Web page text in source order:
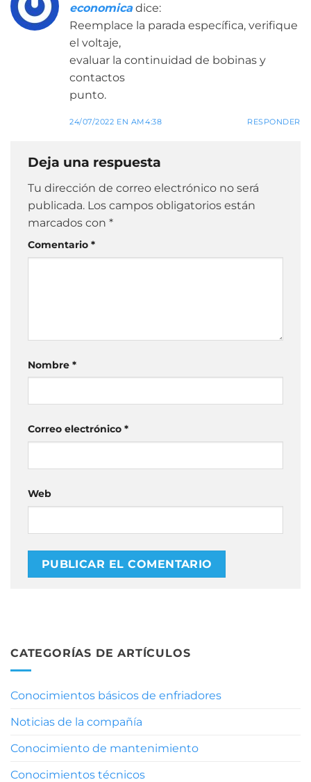
economica dice:
Reemplace la parada específica, verifique
el voltaje,
evaluar la continuidad de bobinas y
contactos
punto.
24/07/2022 EN AM4:38 RESPONDER
Deja una respuesta
Tu dirección de correo electrónico no será
publicada. Los campos obligatorios están
marcados con *
Comentario *
Nombre *
Correo electrónico *
Web
CATEGORÍAS DE ARTÍCULOS
Conocimientos básicos de enfriadores
Noticias de la compañía
Conocimiento de mantenimiento
Conocimientos técnicos